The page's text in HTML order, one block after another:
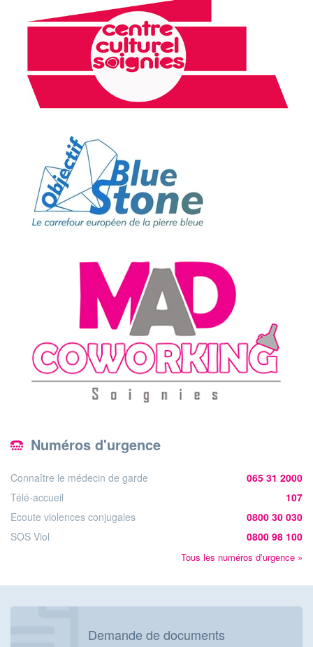
Numéros d'urgence
Connaître le médecin de garde
065 31 2000
Télé-accueil
107
Ecoute violences conjugales
0800 30 030
SOS Viol
0800 98 100
Tous les numéros d’urgence »
Demande de documents